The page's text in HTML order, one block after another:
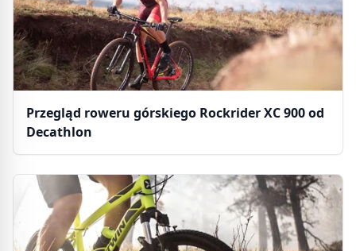
Przegląd roweru górskiego Rockrider XC 900 od
Decathlon